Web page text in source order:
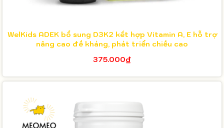
WelKids ADEK bổ sung D3K2 kết hợp Vitamin A, E hỗ trợ
nâng cao đề kháng, phát triển chiều cao
375.000₫